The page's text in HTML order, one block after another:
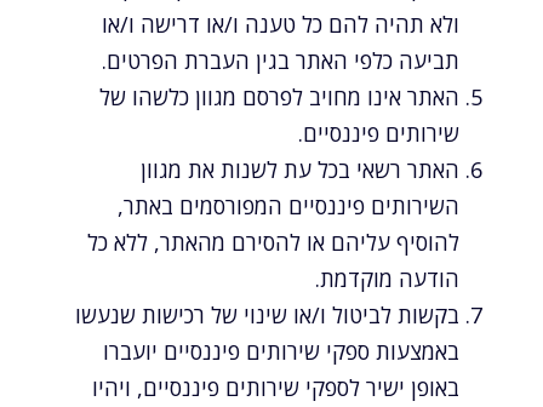
ולא תהיה להם כל טענה ו/או דרישה ו/או
תביעה כלפי האתר בגין העברת הפרטים.
האתר אינו מחויב לפרסם מגוון כלשהו של
שירותים פיננסיים.
האתר רשאי בכל עת לשנות את מגוון
השירותים פיננסיים המפורסמים באתר,
להוסיף עליהם או להסירם מהאתר, ללא כל
הודעה מוקדמת.
בקשות לביטול ו/או שינוי של רכישות שנעשו
באמצעות ספקי שירותים פיננסיים יועברו
באופן ישיר לספקי שירותים פיננסיים, ויהיו